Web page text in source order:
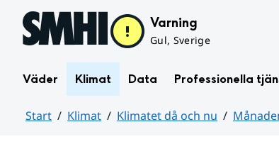
Hoppa till sidans innehåll Varning
Gul, Sverige
Väder Klimat Data Professionella
Start Klimat Klimatet då och nu